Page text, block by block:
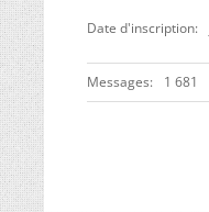
Date d'inscription
Messages 1 681